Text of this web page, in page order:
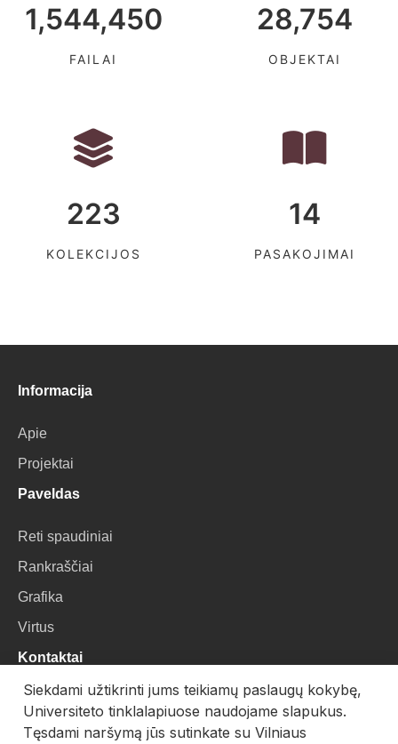
1,544,450
FAILAI
28,754
OBJEKTAI
223
KOLEKCIJOS
14
PASAKOJIMAI
Informacija
Apie
Projektai
Paveldas
Reti spaudiniai
Rankraščiai
Grafika
Virtus
Kontaktai
VU Biblioteka
Universiteto g. 3, LT-01122, Vilnius
Siekdami užtikrinti jums teikiamų paslaugų kokybę,
Universiteto tinklalapiuose naudojame slapukus.
Tęsdami naršymą jūs sutinkate su Vilniaus